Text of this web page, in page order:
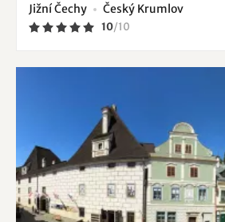
Jižní Čechy Český Krumlov
10/10